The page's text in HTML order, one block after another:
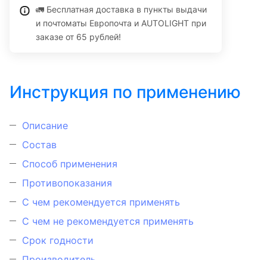
🚛 Бесплатная доставка в пункты выдачи
и почтоматы Европочта и AUTOLIGHT при
заказе от 65 рублей!
Инструкция по применению
Описание
Состав
Способ применения
Противопоказания
С чем рекомендуется применять
С чем не рекомендуется применять
Срок годности